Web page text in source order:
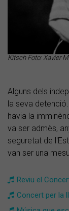
Kitsch Foto: Xavier
Alguns dels
la seva
havia la
va ser admès,
seguretat de
van ser una
Reviu el
Concert per la